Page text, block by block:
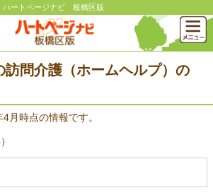
ートページナビ 板橋区版
訪問介護（ホームヘルプ）の
月時点の情報です。